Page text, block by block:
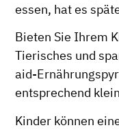
essen, hat es
Bieten Sie Ihrem
Tierisches und
aid-
entsprechend
Kinder können